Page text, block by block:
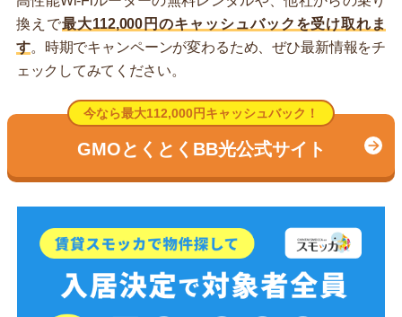
換えで最大112,000円のキャッシュバックを受け取れま
す。時期でキャンペーンが変わるため、ぜひ最新情報をチ
ェックしてみてください。
今なら最大112,000円キャッシュバック！
GMOとくとくBB光公式サイト